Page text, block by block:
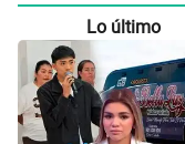
Lo último